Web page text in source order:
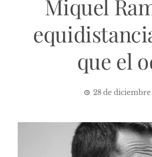
Miquel
que el
28 de diciembre